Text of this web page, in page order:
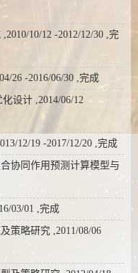
10/12 -2012/12/30 ,完
26 -2016/06/30 ,完成
设计 ,2014/06/12
12/19 -2017/12/20 ,完成
协同作用预测计算模型与
03/01 ,完成
策略研究 ,2011/08/06